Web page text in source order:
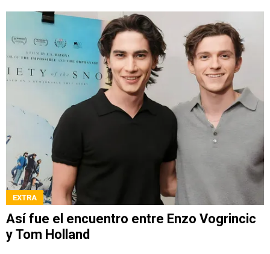
EXTRA
Así fue el encuentro entre Enzo Vogrincic
y Tom Holland